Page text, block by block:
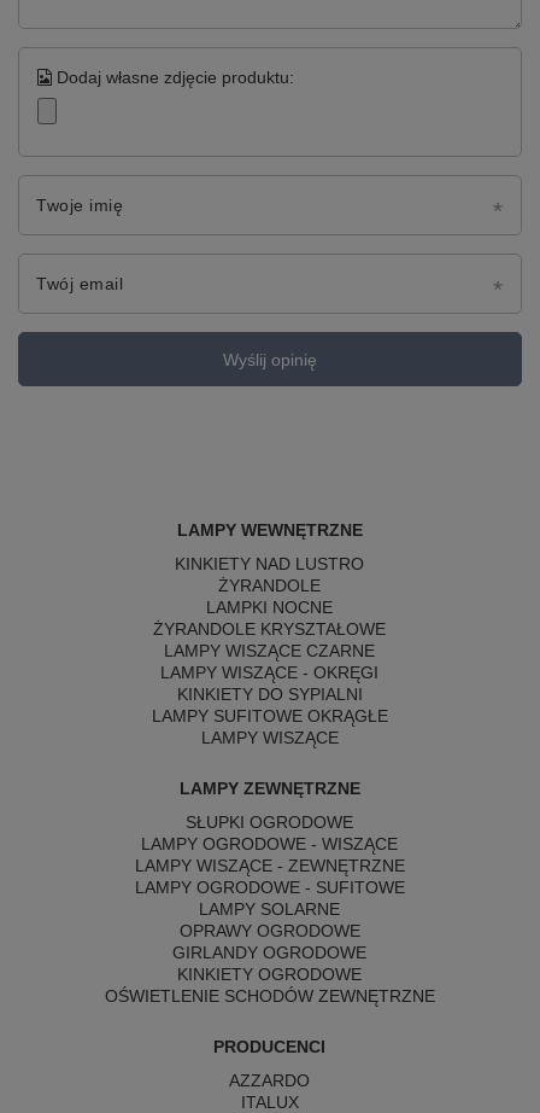
Dodaj własne zdjęcie produktu:
Twoje imię
Twój email
Wyślij opinię
LAMPY WEWNĘTRZNE
KINKIETY NAD LUSTRO
ŻYRANDOLE
LAMPKI NOCNE
ŻYRANDOLE KRYSZTAŁOWE
LAMPY WISZĄCE CZARNE
LAMPY WISZĄCE - OKRĘGI
KINKIETY DO SYPIALNI
LAMPY SUFITOWE OKRĄGŁE
LAMPY WISZĄCE
LAMPY ZEWNĘTRZNE
SŁUPKI OGRODOWE
LAMPY OGRODOWE - WISZĄCE
LAMPY WISZĄCE - ZEWNĘTRZNE
LAMPY OGRODOWE - SUFITOWE
LAMPY SOLARNE
OPRAWY OGRODOWE
GIRLANDY OGRODOWE
KINKIETY OGRODOWE
OŚWIETLENIE SCHODÓW ZEWNĘTRZNE
PRODUCENCI
AZZARDO
ITALUX